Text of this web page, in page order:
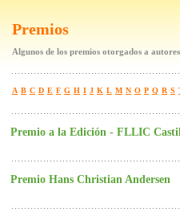
Premios
Algunos de los premios otorgados a
A B C D E F G H I J K L M N O P Q R S
Premio a la Edición - FLLIC
Premio Hans Christian Andersen